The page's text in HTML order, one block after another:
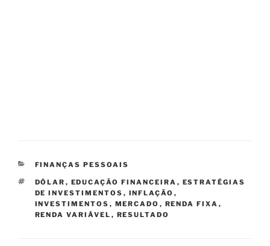
CATEGORIAS
FINANÇAS PESSOAIS
TAGS
DÓLAR , EDUCAÇÃO FINANCEIRA , ESTRATÉGIAS
DE INVESTIMENTOS , INFLAÇÃO ,
INVESTIMENTOS , MERCADO , RENDA FIXA ,
RENDA VARIÁVEL , RESULTADO